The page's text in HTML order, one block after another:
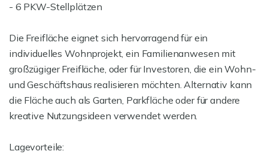
- 6 PKW-Stellplätzen
Die Freifläche eignet sich hervorragend für ein
individuelles Wohnprojekt, ein Familienanwesen mit
großzügiger Freifläche, oder für Investoren, die ein Wohn-
und Geschäftshaus realisieren möchten. Alternativ kann
die Fläche auch als Garten, Parkfläche oder für andere
kreative Nutzungsideen verwendet werden.
Lagevorteile: